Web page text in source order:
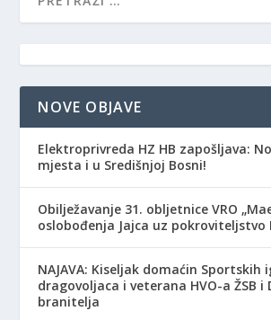
NOVE OBJAVE
Elektroprivreda HZ HB zapošljava:
mjesta i u Središnjoj Bosni!
Obilježavanje 31. obljetnice VRO
oslobođenja Jajca uz pokroviteljstvo
NAJAVA: Kiseljak domaćin Sportskih
dragovoljaca i veterana HVO-a ŽSB i
branitelja